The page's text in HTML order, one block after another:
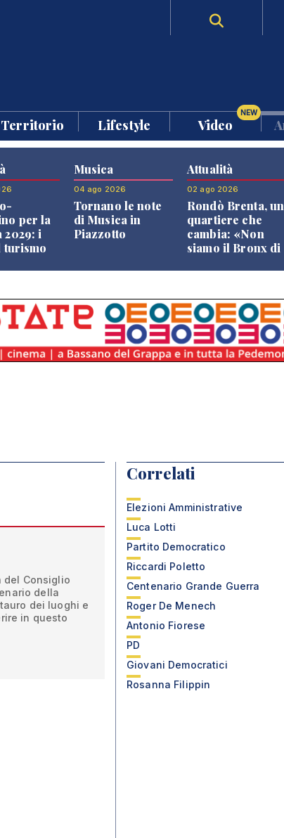
Territorio Lifestyle Video
NEW
per la
2029: i
turismo
Musica
04 ago 2026
Tornano le note
di Musica in
Piazzotto
Attualità
02 ago 2026
Rondò Brenta, un
quartiere che
cambia: «Non
siamo il Bronx di
del Consiglio
della
dei luoghi e
in questo
Correlati
Elezioni Amministrative
Luca Lotti
Partito Democratico
Riccardi Poletto
Centenario Grande Guerra
Roger De Menech
Antonio Fiorese
PD
Giovani Democratici
Rosanna Filippin